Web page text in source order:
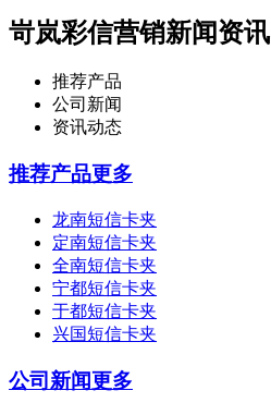
岢岚彩信营销新闻资讯
推荐产品
公司新闻
资讯动态
推荐产品更多
龙南短信卡夹
定南短信卡夹
全南短信卡夹
宁都短信卡夹
于都短信卡夹
兴国短信卡夹
公司新闻更多